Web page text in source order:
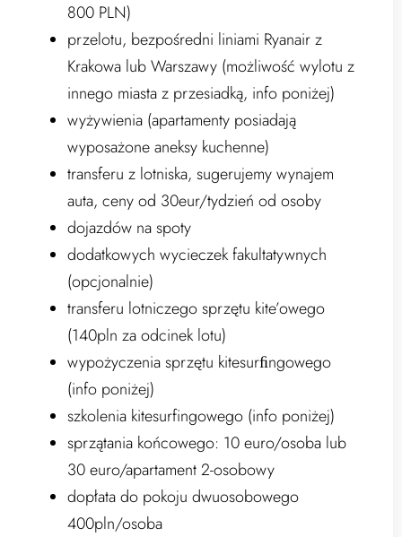
800 PLN)
przelotu, bezpośredni liniami Ryanair z
Krakowa lub Warszawy (możliwość wylotu z
innego miasta z przesiadką, info poniżej)
wyżywienia (apartamenty posiadają
wyposażone aneksy kuchenne)
transferu z lotniska, sugerujemy wynajem
auta, ceny od 30eur/tydzień od osoby
dojazdów na spoty
dodatkowych wycieczek fakultatywnych
(opcjonalnie)
transferu lotniczego sprzętu kite’owego
(140pln za odcinek lotu)
wypożyczenia sprzętu kitesurﬁngowego
(info poniżej)
szkolenia kitesurfingowego (info poniżej)
sprzątania końcowego: 10 euro/osoba lub
30 euro/apartament 2-osobowy
dopłata do pokoju dwuosobowego
400pln/osoba